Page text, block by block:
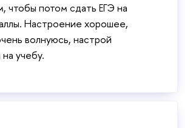
чтобы потом сдать ЕГЭ на
Настроение хорошее,
волнуюсь, настрой
учебу.